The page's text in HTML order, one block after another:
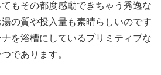
もその都度感動できちゃう秀逸な
の質や投入量も素晴らしいのです
を浴槽にしているプリミティブな
であります。